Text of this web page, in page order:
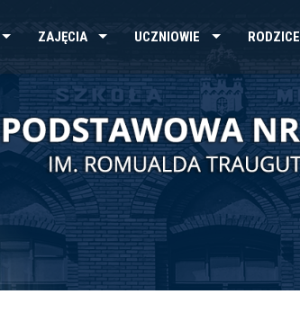
ZAJĘCIA UCZNIOWIE RODZICE